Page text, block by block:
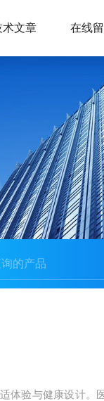
术文章 在线
体验与健康设计。